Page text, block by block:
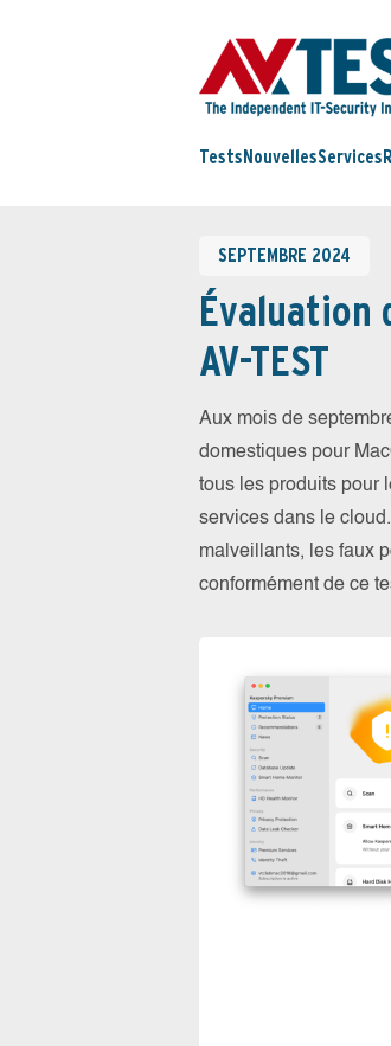
Tests NouvellesServices
SEPTEMBRE 2024
AV-TEST
Aux mois de
domestiques pour
tous les produits pour
services dans le
malveillants, les faux
conformément de ce